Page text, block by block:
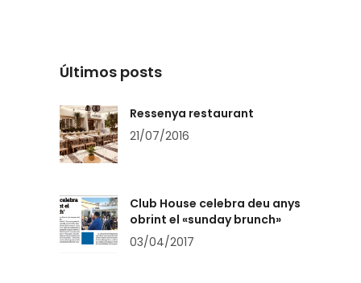
Últimos posts
Ressenya restaurant
21/07/2016
Club House celebra deu anys
obrint el «sunday brunch»
03/04/2017